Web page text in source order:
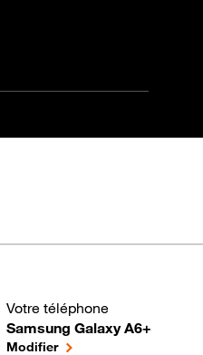
Votre téléphone
Samsung Galaxy A6+
pour votre Samsung Galaxy
Modifierle téléphone